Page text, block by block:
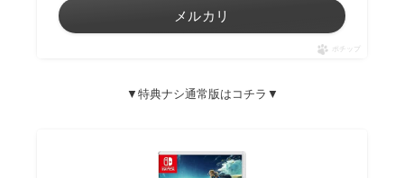
メルカリ
ポチップ
▼特典ナシ通常版はコチラ▼